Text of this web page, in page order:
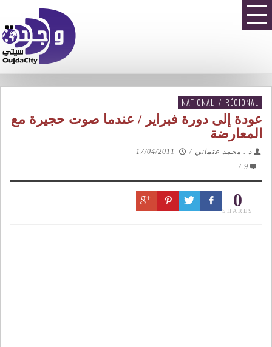
NATIONAL / RÉGIONAL
عودة إلى دورة فبراير / عندما صوت حجيرة مع
المعارضة
ذ . محمد عثماني /
17/04/2011
9
/
0
SHARES